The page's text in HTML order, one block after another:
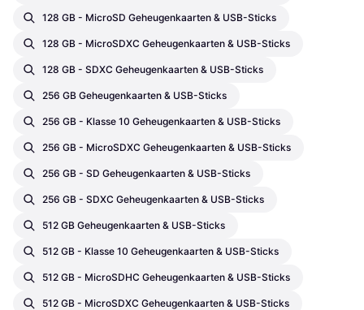
128 GB - MicroSD Geheugenkaarten & USB-Sticks
128 GB - MicroSDXC Geheugenkaarten & USB-Sticks
128 GB - SDXC Geheugenkaarten & USB-Sticks
256 GB Geheugenkaarten & USB-Sticks
256 GB - Klasse 10 Geheugenkaarten & USB-Sticks
256 GB - MicroSDXC Geheugenkaarten & USB-Sticks
256 GB - SD Geheugenkaarten & USB-Sticks
256 GB - SDXC Geheugenkaarten & USB-Sticks
512 GB Geheugenkaarten & USB-Sticks
512 GB - Klasse 10 Geheugenkaarten & USB-Sticks
512 GB - MicroSDHC Geheugenkaarten & USB-Sticks
512 GB - MicroSDXC Geheugenkaarten & USB-Sticks